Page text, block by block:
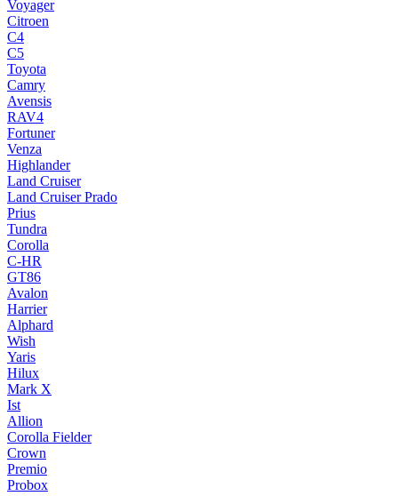
Voyager
Citroen
C4
C5
Toyota
Camry
Avensis
RAV4
Fortuner
Venza
Highlander
Land Cruiser
Land Cruiser Prado
Prius
Tundra
Corolla
C-HR
GT86
Avalon
Harrier
Alphard
Wish
Yaris
Hilux
Mark X
Ist
Allion
Corolla Fielder
Crown
Premio
Probox